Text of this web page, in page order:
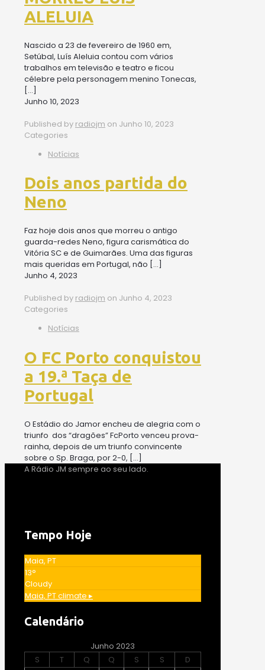
ALELUIA
Nascido a 23 de fevereiro de 1960 em,
Setúbal, Luís Aleluia contou com vários
trabalhos em televisão e teatro e ficou
célebre pela personagem menino Tonecas,
[…]
Junho 10, 2023
Published by radiojm on Junho 10, 2023
Categories
Notícias
Dois anos partida do
Neno
Faz hoje dois anos que morreu o antigo
guarda-redes Neno, figura carismática do
Vitória SC e de Guimarães. Uma das figuras
mais queridas em Portugal, não […]
Junho 4, 2023
Published by radiojm on Junho 4, 2023
Categories
Notícias
O FC Porto conquistou
a 19.ª Taça de
Portugal
O Estádio do Jamor encheu de alegria com o
triunfo dos “dragões” FcPorto venceu prova-
rainha, depois de um triunfo convincente
sobre o Sp. Braga, por 2-0, […]
A Rádio JM sempre ao seu lado.
Tempo Hoje
Maia, PT
13°
Cloudy
Maia, PTclimate ▸
Calendário
Junho 2023
S
T Q Q S S
D